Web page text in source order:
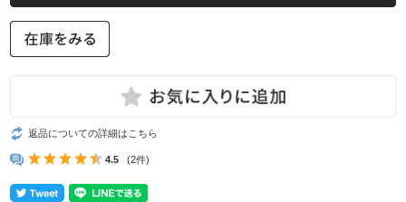
返品についての詳細はこちら
4.5 (2件)